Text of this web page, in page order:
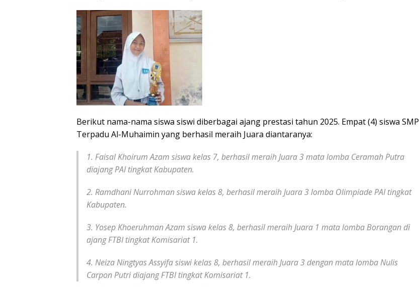
Berikut nama-nama siswa siswi diberbagai ajang prestasi tahun 2025. Empat (4) siswa SMP
Terpadu Al-Muhaimin yang berhasil meraih Juara diantaranya:
1. Faisal Khoirum Azam siswa kelas 7, berhasil meraih Juara 3 mata lomba Ceramah Putra
diajang PAI tingkat Kabupaten.
2. Ramdhani Nurrohman siswa kelas 8, berhasil meraih Juara 3 lomba Olimpiade PAI tingkat
Kabupaten.
3. Yosep Khoeruhman Azam siswa kelas 8, berhasil meraih Juara 1 mata lomba Borangan di
ajang FTBI tingkat Komisariat 1.
4. Neiza Ningtyas Assyifa siswi kelas 8, berhasil meraih Juara 3 dengan mata lomba Nulis
Carpon Putri diajang FTBI tingkat Komisariat 1.